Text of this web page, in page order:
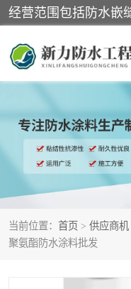
当前位置： 首页 > 供应商机
聚氨酯防水涂料批发
黑豹防水胶
乳化沥青防水涂料
非固化橡胶防水涂料